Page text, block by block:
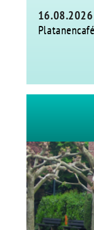
16.08.2026
Platanencafé